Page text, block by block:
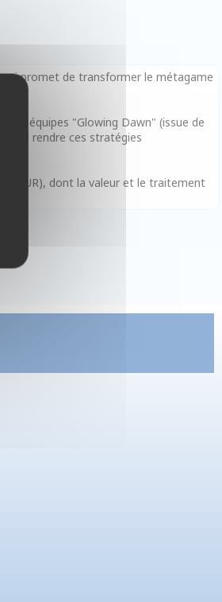
promet de transformer le métagame
équipes "Glowing Dawn" (issue de
de rendre ces stratégies
(UR), dont la valeur et le traitement